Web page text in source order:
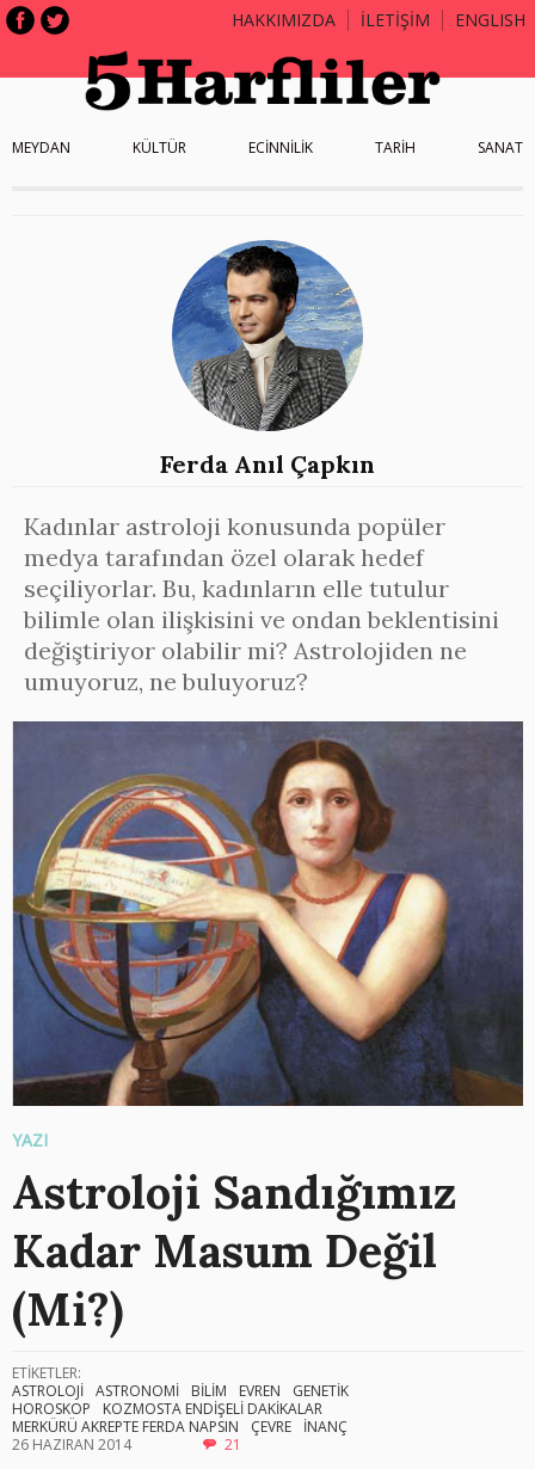
HAKKIMIZDA İLETİŞİM ENGLISH
MEYDAN KÜLTÜR ECİNNİLİK TARİH SANAT
Ferda Anıl Çapkın
Kadınlar astroloji konusunda popüler
medya tarafından özel olarak hedef
seçiliyorlar. Bu, kadınların elle tutulur
bilimle olan ilişkisini ve ondan beklentisini
değiştiriyor olabilir mi? Astrolojiden ne
umuyoruz, ne buluyoruz?
YAZI
Astroloji Sandığımız
Kadar Masum Değil
(Mi?)
ETİKETLER:
ASTROLOJİ ASTRONOMİ BİLİM EVREN
GENETİK
HOROSKOP
KOZMOSTA ENDİŞELİ DAKİKALAR
MERKÜRÜ AKREPTE FERDA NAPSIN
ÇEVRE
İNANÇ
26 HAZIRAN 2014
21